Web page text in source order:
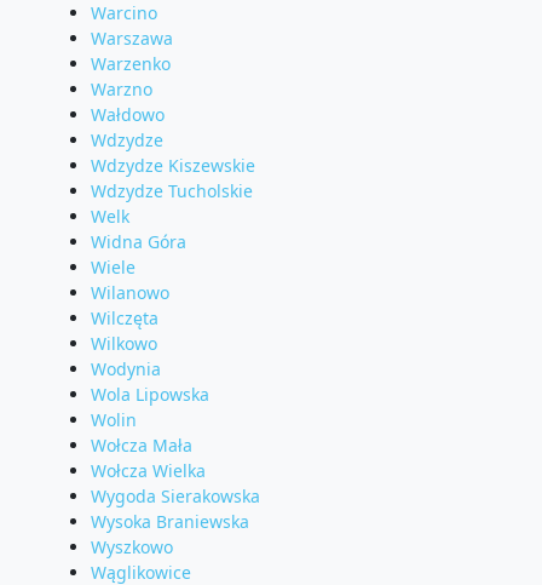
Warcino
Warszawa
Warzenko
Warzno
Wałdowo
Wdzydze
Wdzydze Kiszewskie
Wdzydze Tucholskie
Welk
Widna Góra
Wiele
Wilanowo
Wilczęta
Wilkowo
Wodynia
Wola Lipowska
Wolin
Wołcza Mała
Wołcza Wielka
Wygoda Sierakowska
Wysoka Braniewska
Wyszkowo
Wąglikowice